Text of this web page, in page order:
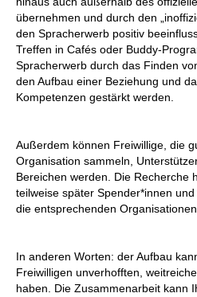
übernehmen und durch den
den Spracherwerb positiv
Treffen in Cafés oder Buddy-
Spracherwerb durch das Finden
den Aufbau einer Beziehung und
Kompetenzen gestärkt werden.
Außerdem können Freiwillige, die
Organisation sammeln,
Bereichen werden. Die Recherche
teilweise später Spender*innen
die entsprechenden
In anderen Worten: der Aufbau
Freiwilligen unverhofften,
haben. Die Zusammenarbeit kann